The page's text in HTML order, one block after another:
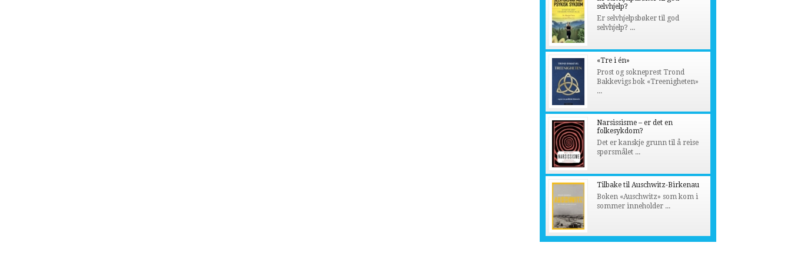
selvhjelp?
Er selvhjelpsbøker til god
selvhjelp? ...
«Tre i én»
Prost og sokneprest Trond
Bakkevigs bok «Treenigheten»
...
Narsissisme – er det en
folkesykdom?
Det er kanskje grunn til å reise
spørsmålet ...
Tilbake til Auschwitz-Birkenau
Boken «Auschwitz» som kom i
sommer inneholder ...